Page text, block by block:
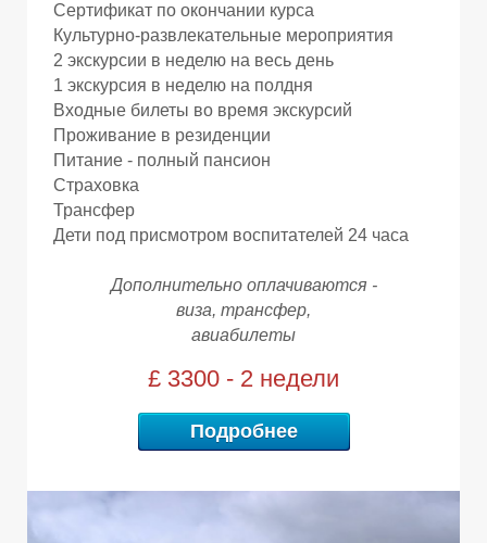
Е
Сертификат по окончании курса
Культурно-развлекательные мероприятия
2 экскурсии в неделю на весь день
1 экскурсия в неделю на полдня
Входные билеты во время экскурсий
Проживание в резиденции
Питание - полный пансион
Страховка
Трансфер
Дети под присмотром воспитателей 24 часа
Дополнительно оплачиваются -
виза, трансфер,
авиабилеты
£ 3300 - 2 недели
Подробнее
Е